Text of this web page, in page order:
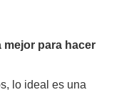
mejor para hacer
lo ideal es una